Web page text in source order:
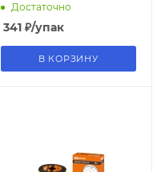
(10/120уп)
Достаточно
341₽/упак
В КОРЗИНУ